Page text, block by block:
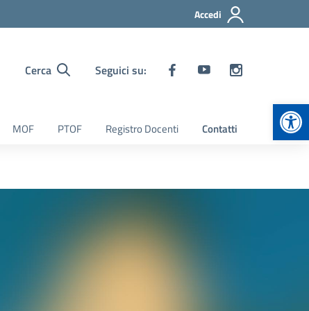
Accedi
Cerca Seguici su:
MOF PTOF Registro Docenti Contatti